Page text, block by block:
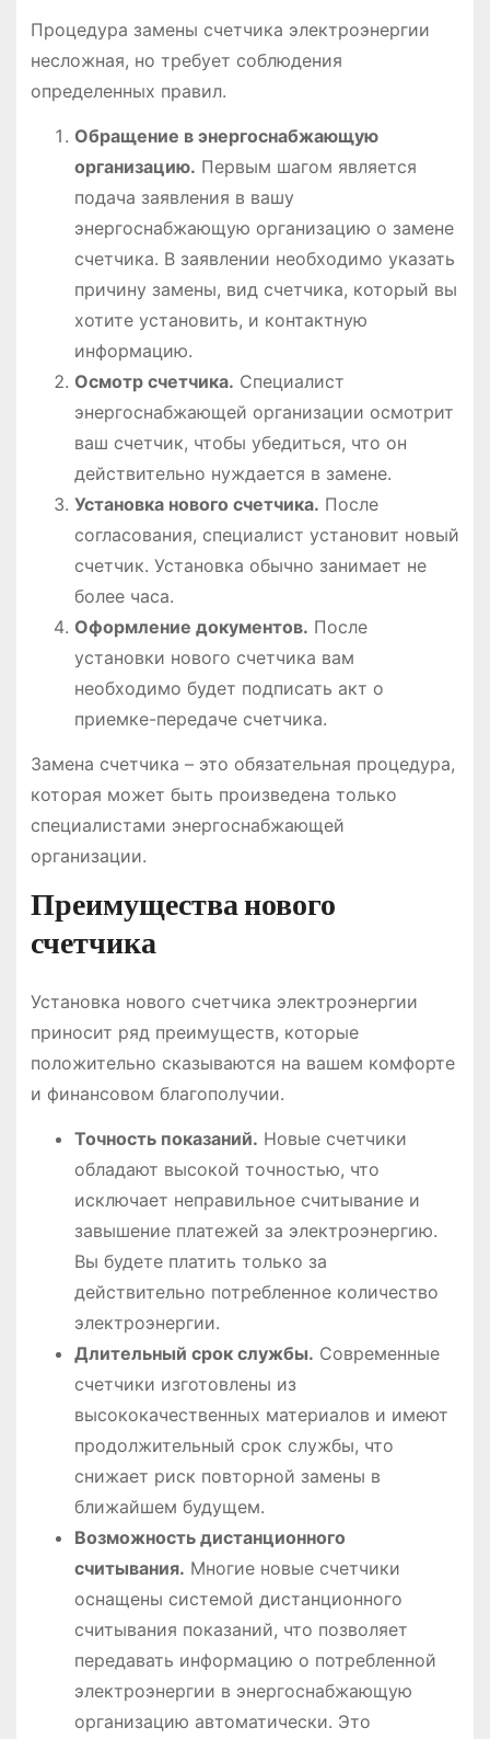
Процедура замены счетчика электроэнергии
несложная, но требует соблюдения
определенных правил.
Обращение в энергоснабжающую
организацию. Первым шагом является
подача заявления в вашу
энергоснабжающую организацию о замене
счетчика. В заявлении необходимо указать
причину замены, вид счетчика, который вы
хотите установить, и контактную
информацию.
Осмотр счетчика. Специалист
энергоснабжающей организации осмотрит
ваш счетчик, чтобы убедиться, что он
действительно нуждается в замене.
Установка нового счетчика. После
согласования, специалист установит новый
счетчик. Установка обычно занимает не
более часа.
Оформление документов. После
установки нового счетчика вам
необходимо будет подписать акт о
приемке-передаче счетчика.
Замена счетчика – это обязательная процедура,
которая может быть произведена только
специалистами энергоснабжающей
организации.
Преимущества нового
счетчика
Установка нового счетчика электроэнергии
приносит ряд преимуществ, которые
положительно сказываются на вашем комфорте
и финансовом благополучии.
Точность показаний. Новые счетчики
обладают высокой точностью, что
исключает неправильное считывание и
завышение платежей за электроэнергию.
Вы будете платить только за
действительно потребленное количество
электроэнергии.
Длительный срок службы. Современные
счетчики изготовлены из
высококачественных материалов и имеют
продолжительный срок службы, что
снижает риск повторной замены в
ближайшем будущем.
Возможность дистанционного
считывания. Многие новые счетчики
оснащены системой дистанционного
считывания показаний, что позволяет
передавать информацию о потребленной
электроэнергии в энергоснабжающую
организацию автоматически. Это